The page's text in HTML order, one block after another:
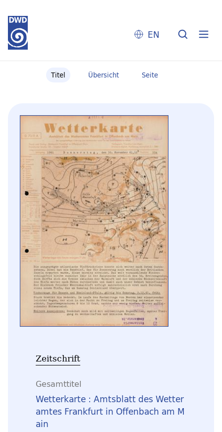
EN
Titel Übersicht Seite
Zeitschrift
Gesamttitel
Wetterkarte : Amtsblatt des Wetter
amtes Frankfurt in Offenbach am M
ain